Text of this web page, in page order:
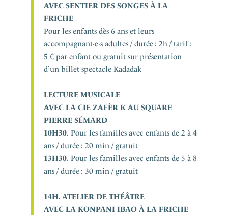
AVEC SENTIER DES SONGES À LA
FRICHE
Pour les enfants dès 6 ans et leurs
accompagnant·e·s adultes / durée : 2h / tarif :
5 € par enfant ou gratuit sur présentation
d’un billet spectacle Kadadak
LECTURE MUSICALE
AVEC LA CIE ZAFÈR K AU SQUARE
PIERRE SÉMARD
10H30. Pour les familles avec enfants de 2 à 4
ans / durée : 20 min / gratuit
13H30. Pour les familles avec enfants de 5 à 8
ans / durée : 30 min / gratuit
14H. ATELIER DE THÉÂTRE
AVEC LA KONPANI IBAO À LA FRICHE